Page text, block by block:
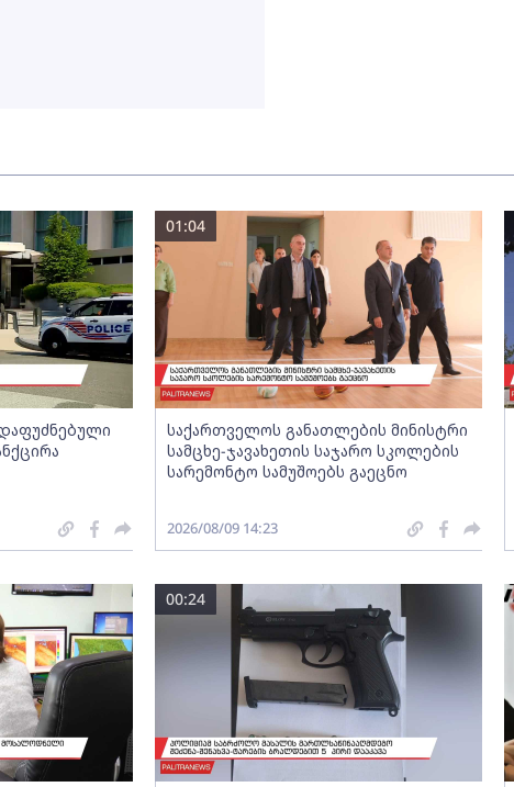
საქართველოს განათლების მინისტრი
სამცხე-ჯავახეთის საჯარო სკოლების
სარემონტო სამუშოებს გაეცნო
01:04
2026/08/09 14:23
00:24